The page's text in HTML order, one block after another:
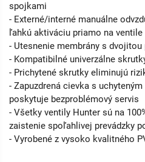
spojkami
- Externé/interné manuálne
ľahkú aktiváciu priamo na ventile
- Utesnenie membrány s dvojitou
- Kompatibilné univerzálne
- Prichytené skrutky eliminujú
- Zapuzdrená cievka s
poskytuje bezproblémový servis
- Všetky ventily Hunter sú na
zaistenie spoľahlivej prevádzky
- Vyrobené z vysoko kvalitného